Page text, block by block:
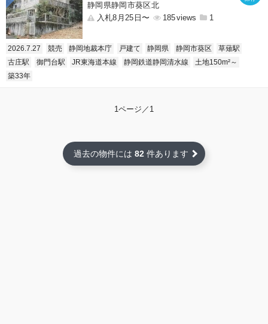
静岡県静岡市葵区北
入札8月25日〜
185 1
2026.7.27 競売 静岡地裁本庁 戸建て 静岡県 静岡市葵区
草薙駅
古庄駅
御門台駅 JR東海道本線 静岡鉄道静岡清水線
土地150m²～
築33年
1ページ／1
過去の物件には 82 件あります